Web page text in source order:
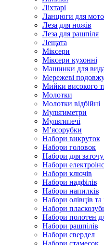
Ліхтарі
Ланцюги для
Леза для ножів
Леза для рашпіля
Лещата
Міксери
Міксери кухонні
Машинки для
Мережеві
Мийки високого
Молотки
Молотки відбійні
Мультиметри
Мультипечі
М’ясорубки
Набори викруток
Набори головок
Набори для
Набори
Набори ключів
Набори надфілів
Набори напилків
Набори олівців та
Набори
Набори полотен
Набори рашпілів
Набори свердел
Набори стамесок